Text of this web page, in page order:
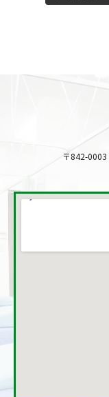
〒842-0003